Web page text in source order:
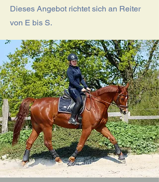
Dieses Angebot richtet sich an Reiter
von E bis S.